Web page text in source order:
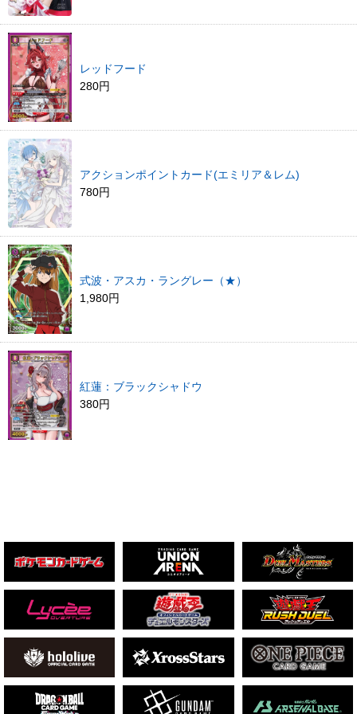
レッドフード
280円
アクションポイントカード(エミリア＆レム)
780円
式波・アスカ・ラングレー（★）
1,980円
紅蓮：ブラックシャドウ
380円